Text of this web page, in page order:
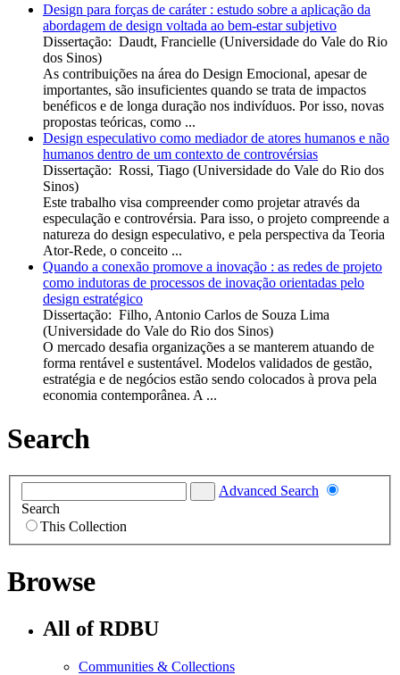
Design para forças de caráter : estudo sobre a aplicação da
abordagem de design voltada ao bem-estar subjetivo
Dissertação: Daudt, Francielle (Universidade do Vale do Rio
dos Sinos)
As contribuições na área do Design Emocional, apesar de
importantes, são insuficientes quando se trata de impactos
benéficos e de longa duração nos indivíduos. Por isso, novas
propostas teóricas, como ...
Design especulativo como mediador de atores humanos e não
humanos dentro de um contexto de controvérsias
Dissertação: Rossi, Tiago (Universidade do Vale do Rio dos
Sinos)
Este trabalho visa compreender como projetar através da
especulação e controvérsia. Para isso, o projeto compreende a
natureza do design especulativo, e pela perspectiva da Teoria
Ator-Rede, o conceito ...
Quando a conexão promove a inovação : as redes de projeto
como indutoras de processos de inovação orientadas pelo
design estratégico
Dissertação: Filho, Antonio Carlos de Souza Lima
(Universidade do Vale do Rio dos Sinos)
O mercado desafia organizações a se manterem atuando de
forma rentável e sustentável. Modelos validados de gestão,
estratégia e de negócios estão sendo colocados à prova pela
economia contemporânea. A ...
Search
Advanced Search
Search
This Collection
Browse
All of RDBU
Communities & Collections